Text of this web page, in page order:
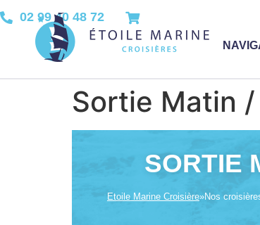
02 99 40 48 72
Sortie Matin
SORTIE
Etoile Marine Croisière»Nos